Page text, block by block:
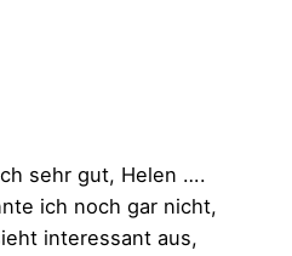
sehr gut, Helen ….
ich noch gar nicht,
interessant aus,